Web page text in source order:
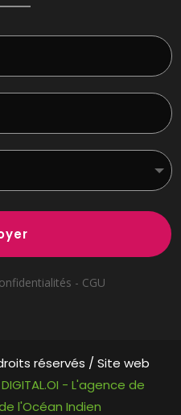
- CGU
réservés / Site web
DIGITAL.OI - L'agence de
l'Océan Indien